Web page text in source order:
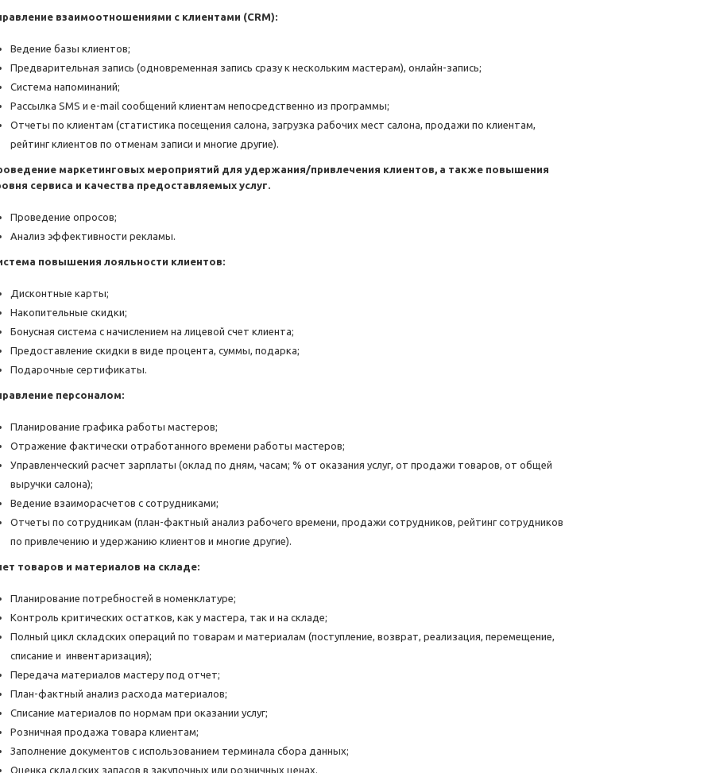
взаимоотношениями с клиентами (CRM):
Ведение базы клиентов;
Предварительная запись (одновременная запись сразу к нескольким мастерам), онлайн-запись;
Система напоминаний;
Рассылка SMS и e-mail сообщений клиентам непосредственно из программы;
Отчеты по клиентам (статистика посещения салона, загрузка рабочих мест салона, продажи по клиентам,
рейтинг клиентов по отменам записи и многие другие).
маркетинговых мероприятий для удержания/привлечения клиентов, а также повышения
сервиса и качества предоставляемых услуг.
Проведение опросов;
Анализ эффективности рекламы.
повышения лояльности клиентов:
Дисконтные карты;
Накопительные скидки;
Бонусная система с начислением на лицевой счет клиента;
Предоставление скидки в виде процента, суммы, подарка;
Подарочные сертификаты.
персоналом:
Планирование графика работы мастеров;
Отражение фактически отработанного времени работы мастеров;
Управленческий расчет зарплаты (оклад по дням, часам; % от оказания услуг, от продажи товаров, от общей
выручки салона);
Ведение взаиморасчетов с сотрудниками;
Отчеты по сотрудникам (план-фактный анализ рабочего времени, продажи сотрудников, рейтинг сотрудников
по привлечению и удержанию клиентов и многие другие).
товаров и материалов на складе:
Планирование потребностей в номенклатуре;
Контроль критических остатков, как у мастера, так и на складе;
Полный цикл складских операций по товарам и материалам (поступление, возврат, реализация, перемещение,
списание и инвентаризация);
Передача материалов мастеру под отчет;
План-фактный анализ расхода материалов;
Списание материалов по нормам при оказании услуг;
Розничная продажа товара клиентам;
Заполнение документов с использованием терминала сбора данных;
Оценка складских запасов в закупочных или розничных ценах.